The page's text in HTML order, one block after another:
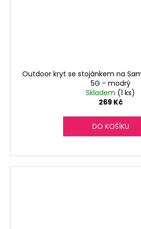
Outdoor kryt se stojánkem na
5G - modrý
Skladem (1 ks)
269 Kč
DO KOŠÍKU